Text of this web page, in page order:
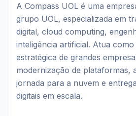
A Compass UOL é uma
grupo UOL, especializada em
digital, cloud computing,
inteligência artificial. Atua
estratégica de grandes
modernização de plataformas,
jornada para a nuvem e
digitais em escala.